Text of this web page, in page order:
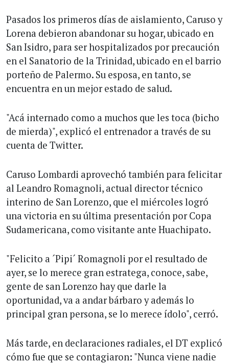
Pasados los primeros días de aislamiento, Caruso y
Lorena debieron abandonar su hogar, ubicado en
San Isidro, para ser hospitalizados por precaución
en el Sanatorio de la Trinidad, ubicado en el barrio
porteño de Palermo. Su esposa, en tanto, se
encuentra en un mejor estado de salud.
"Acá internado como a muchos que les toca (bicho
de mierda)", explicó el entrenador a través de su
cuenta de Twitter.
Caruso Lombardi aprovechó también para felicitar
al Leandro Romagnoli, actual director técnico
interino de San Lorenzo, que el miércoles logró
una victoria en su última presentación por Copa
Sudamericana, como visitante ante Huachipato.
"Felicito a ´Pipi´ Romagnoli por el resultado de
ayer, se lo merece gran estratega, conoce, sabe,
gente de san Lorenzo hay que darle la
oportunidad, va a andar bárbaro y además lo
principal gran persona, se lo merece ídolo", cerró.
Más tarde, en declaraciones radiales, el DT explicó
cómo fue que se contagiaron: "Nunca viene nadie